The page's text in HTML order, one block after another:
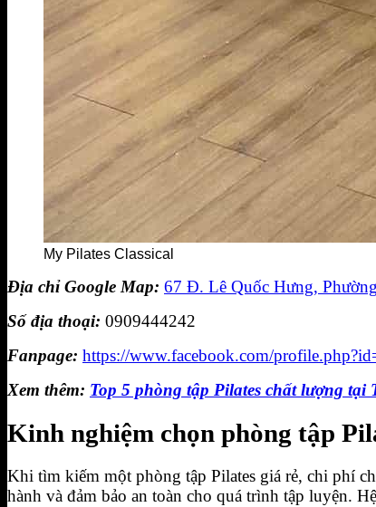
My Pilates Classical
Địa chỉ Google Map: 67 Đ. Lê Quốc Hưng,
Số địa thoại: 0909444242
Fanpage: https://www.facebook.com/
Xem thêm: Top 5 phòng tập Pilates chất lượng tại
Kinh nghiệm chọn phòng tập
Khi tìm kiếm một phòng tập Pilates giá rẻ, chi phí
hành và đảm bảo an toàn cho quá trình tập luyện.